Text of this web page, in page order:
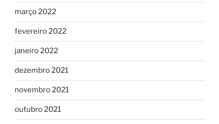
março 2022
fevereiro 2022
janeiro 2022
dezembro 2021
novembro 2021
outubro 2021